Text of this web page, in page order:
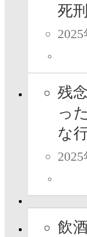
死
残
っ
な
飲